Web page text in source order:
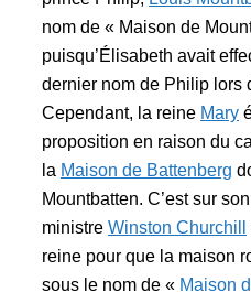
nom de « Maison de
puisqu’Élisabeth avait
dernier nom de Philip lors
Cependant, la reine Mary
proposition en raison du
la Maison de Battenberg
Mountbatten. C’est sur
ministre Winston Churchill
reine pour que la maison
sous le nom de « Maison